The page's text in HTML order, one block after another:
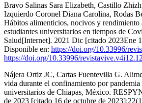
Bravo Salinas Sara Elizabeth, Castillo
Izquierdo Coronel Diana Carolina, Rodas
Hábitos alimenticios, nocivos y rendimiento
estudiantes universitarios en tiempos de
Salud[Internet]. 2021 Dic [citado 2023Ene
Disponible en: https://doi.org/10.33996/
https://doi.org/10.33996/
Nájera Ortiz JC, Cartas Fuentevilla G.
vida durante el confinamiento por pandemia
universitarios de Chiapas, México.
de 2023 [citado 16 de octubre de